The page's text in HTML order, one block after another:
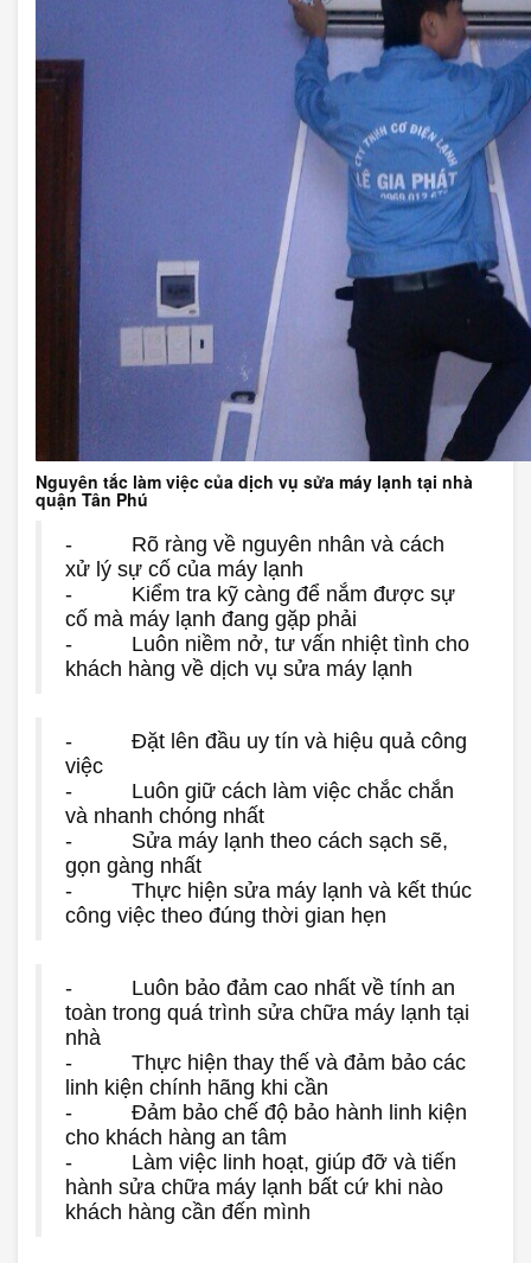
Nguyên tắc làm việc của dịch vụ sửa máy lạnh tại nhà
quận Tân Phú
- Rõ ràng về nguyên nhân và cách
xử lý sự cố của máy lạnh
- Kiểm tra kỹ càng để nắm được sự
cố mà máy lạnh đang gặp phải
- Luôn niềm nở, tư vấn nhiệt tình cho
khách hàng về dịch vụ sửa máy lạnh
- Đặt lên đầu uy tín và hiệu quả công
việc
- Luôn giữ cách làm việc chắc chắn
và nhanh chóng nhất
- Sửa máy lạnh theo cách sạch sẽ,
gọn gàng nhất
- Thực hiện sửa máy lạnh và kết thúc
công việc theo đúng thời gian hẹn
- Luôn bảo đảm cao nhất về tính an
toàn trong quá trình sửa chữa máy lạnh tại
nhà
- Thực hiện thay thế và đảm bảo các
linh kiện chính hãng khi cần
- Đảm bảo chế độ bảo hành linh kiện
cho khách hàng an tâm
- Làm việc linh hoạt, giúp đỡ và tiến
hành sửa chữa máy lạnh bất cứ khi nào
khách hàng cần đến mình